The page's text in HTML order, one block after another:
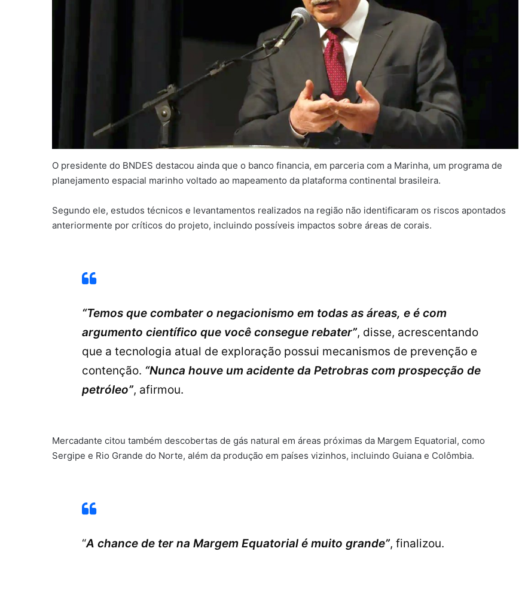
O presidente do BNDES destacou ainda que o banco financia, em parceria com a Marinha, um programa de
planejamento espacial marinho voltado ao mapeamento da plataforma continental brasileira.
Segundo ele, estudos técnicos e levantamentos realizados na região não identificaram os riscos apontados
anteriormente por críticos do projeto, incluindo possíveis impactos sobre áreas de corais.
“Temos que combater o negacionismo em todas as áreas, e é com
argumento científico que você consegue rebater”, disse, acrescentando
que a tecnologia atual de exploração possui mecanismos de prevenção e
contenção. “Nunca houve um acidente da Petrobras com prospecção de
petróleo”, afirmou.
Mercadante citou também descobertas de gás natural em áreas próximas da Margem Equatorial, como
Sergipe e Rio Grande do Norte, além da produção em países vizinhos, incluindo Guiana e Colômbia.
“A chance de ter na Margem Equatorial é muito grande”, finalizou.